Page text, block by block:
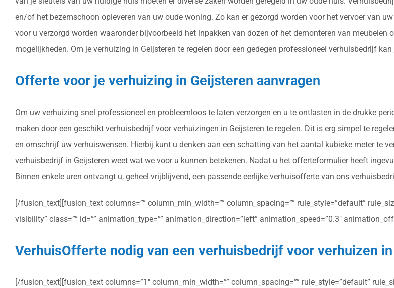
en/of het bezemschoon opleveren van uw oude woning. Zo kan er gezorgd worden voor het vervoer van
voor u verzorgd worden waaronder bijvoorbeeld het inpakken van dozen of het demonteren van meubelen
mogelijkheden. Om je verhuizing in Geijsteren te regelen door een gedegen professioneel verhuisbedrijf
Offerte voor je verhuizing in Geijsteren aanvragen
Om uw verhuizing snel professioneel en probleemloos te laten verzorgen en u te ontlasten in de drukke
maken door een geschikt verhuisbedrijf voor verhuizingen in Geijsteren te regelen. Dit is erg simpel te
en omschrijf uw verhuiswensen. Hierbij kunt u denken aan een schatting van het aantal kubieke meter te
verhuisbedrijf in Geijsteren weet wat we voor u kunnen betekenen. Nadat u het offerteformulier heeft
Binnen enkele uren ontvangt u, geheel vrijblijvend, een passende eerlijke verhuisofferte van ons
[/fusion_text][fusion_text columns=”” column_min_width=”” column_spacing=”” rule_style=”default”
visibility” class=”” id=”” animation_type=”” animation_direction=”left” animation_speed=”0.3″
VerhuisOfferte nodig van een verhuisbedrijf voor verhuizen
[/fusion_text][fusion_text columns=”1″ column_min_width=”” column_spacing=”” rule_style=”default”